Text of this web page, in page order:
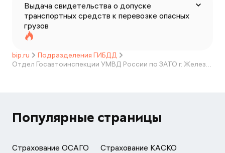
Выдача свидетельства о допуске
транспортных средств к перевозке опасных
грузов
bip.ru
Подразделения ГИБДД
Отдел Госавтоинспекции УМВД России по ЗАТО г. Железногорск
Популярные страницы
Страхование ОСАГО Страхование КАСКО